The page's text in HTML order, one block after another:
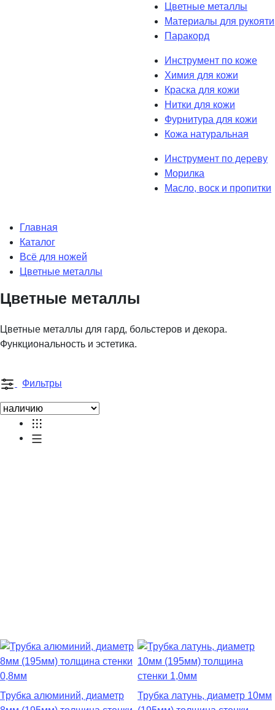
Цветные металлы
Материалы для рукояти
Паракорд
Инструмент по коже
Химия для кожи
Краска для кожи
Нитки для кожи
Фурнитура для кожи
Кожа натуральная
Инструмент по дереву
Морилка
Масло, воск и пропитки
Главная
Каталог
Всё для ножей
Цветные металлы
Цветные металлы
Цветные металлы для гард, больстеров и декора.
Функциональность и эстетика.
Фильтры
Трубка алюминий, диаметр
Трубка латунь, диаметр 10мм